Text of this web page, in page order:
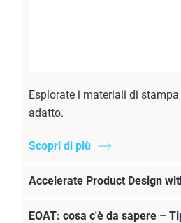
Esplorate i materiali di
adatto.
Scopri di più
Accelerate Product Design
EOAT: cosa c'è da sapere –